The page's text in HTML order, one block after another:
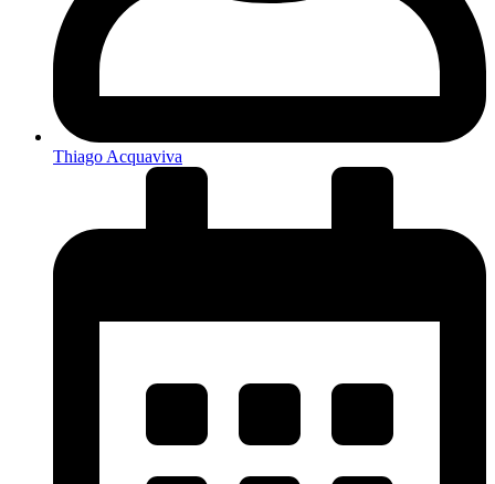
Thiago Acquaviva